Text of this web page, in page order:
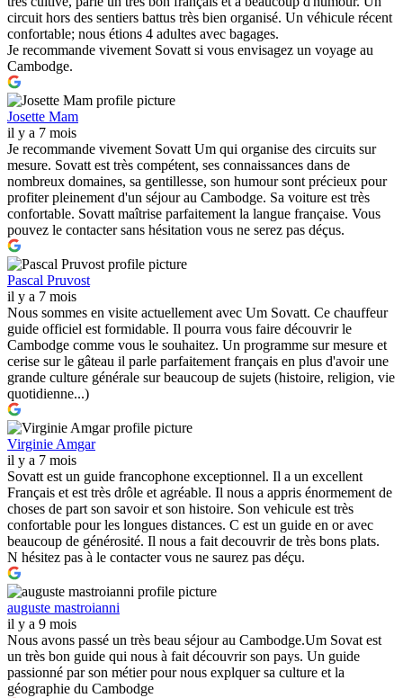
circuit hors des sentiers battus très bien organisé. Un véhicule récent
confortable; nous étions 4 adultes avec bagages.
Je recommande vivement Sovatt si vous envisagez un voyage au
Cambodge.
Josette Mam
il y a 7 mois
Je recommande vivement Sovatt Um qui organise des circuits sur
mesure. Sovatt est très compétent, ses connaissances dans de
nombreux domaines, sa gentillesse, son humour sont précieux pour
profiter pleinement d'un séjour au Cambodge. Sa voiture est très
confortable. Sovatt maîtrise parfaitement la langue française. Vous
pouvez le contacter sans hésitation vous ne serez pas déçus.
Pascal Pruvost
il y a 7 mois
Nous sommes en visite actuellement avec Um Sovatt. Ce chauffeur
guide officiel est formidable. Il pourra vous faire découvrir le
Cambodge comme vous le souhaitez. Un programme sur mesure et
cerise sur le gâteau il parle parfaitement français en plus d'avoir une
grande culture générale sur beaucoup de sujets (histoire, religion, vie
quotidienne...)
Virginie Amgar
il y a 7 mois
Sovatt est un guide francophone exceptionnel. Il a un excellent
Français et est très drôle et agréable. Il nous a appris énormement de
choses de part son savoir et son histoire. Son vehicule est très
confortable pour les longues distances. C est un guide en or avec
beaucoup de générosité. Il nous a fait decouvrir de très bons plats.
N hésitez pas à le contacter vous ne saurez pas déçu.
auguste mastroianni
il y a 9 mois
Nous avons passé un très beau séjour au Cambodge.Um Sovat est
un très bon guide qui nous à fait découvrir son pays. Un guide
passionné par son métier pour nous explquer sa culture et la
géographie du Cambodge